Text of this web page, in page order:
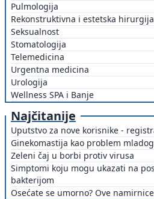
Pulmologija
Rekonstruktivna i estetska hirurgija
Seksualnost
Stomatologija
Telemedicina
Urgentna medicina
Urologija
Wellness SPA i Banje
Najčitanije
Uputstvo za nove korisnike -
Ginekomastija kao problem
Zeleni čaj u borbi protiv virusa
Simptomi koju mogu ukazati na
bakterijom
Osećate se umorno? Ove